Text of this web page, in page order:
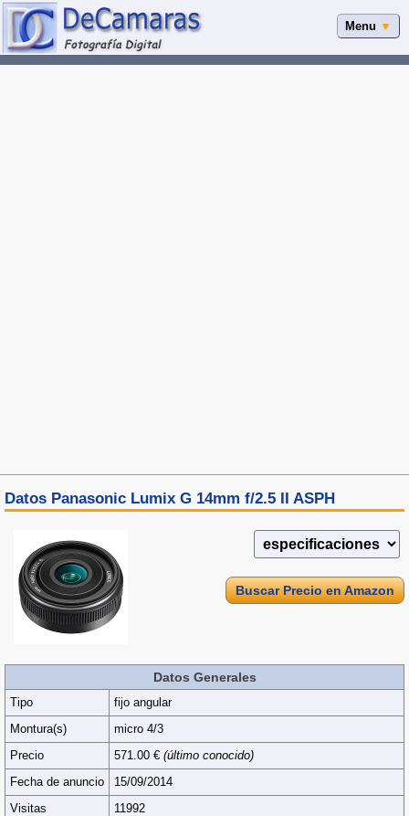
Menu ▼
Datos Panasonic Lumix G 14mm f/2.5 II ASPH
Buscar Precio en Amazon
Datos Generales
Tipo
fijo angular
Montura(s)
micro 4/3
Precio
571.00 € (último conocido)
Fecha de anuncio
15/09/2014
Visitas
11992